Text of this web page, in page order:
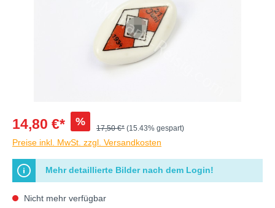
14,80 €* %
17,50 €* (15.43% gespart)
Preise inkl. MwSt. zzgl. Versandkosten
Mehr detaillierte Bilder nach dem Login!
Nicht mehr verfügbar